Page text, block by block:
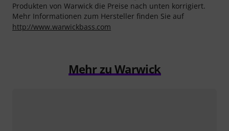
Produkten von Warwick die Preise nach unten korrigiert.
Mehr Informationen zum Hersteller finden Sie auf
http://www.warwickbass.com
Mehr zu Warwick